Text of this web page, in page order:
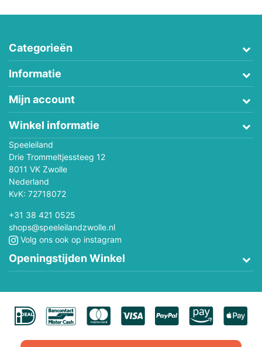
Categorieën
Informatie
Mijn account
Winkel informatie
Speeleiland
Drie Trommeltjessteeg 12
8011 VK Zwolle
Nederland
KvK: 72718072
+31 38 421 0525
shops@speeleilandzwolle.nl
Volg ons ook op instagram
Openingstijden Winkel